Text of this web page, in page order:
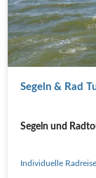
Segeln & Rad
Segeln und
Individuelle Radreise